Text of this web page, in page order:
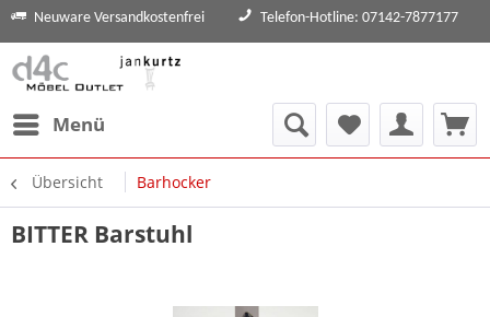
Neuware Versandkostenfrei Telefon-Hotline: 07142-7877177
Menü
Übersicht Barhocker
BITTER Barstuhl